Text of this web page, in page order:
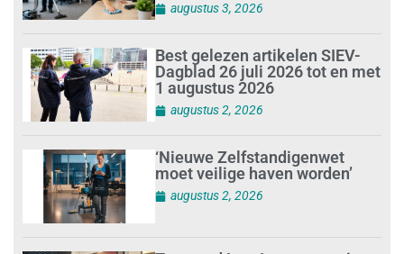
augustus 3, 2026
Best gelezen artikelen SIEV-
Dagblad 26 juli 2026 tot en met
1 augustus 2026
augustus 2, 2026
‘Nieuwe Zelfstandigenwet
moet veilige haven worden’
augustus 2, 2026